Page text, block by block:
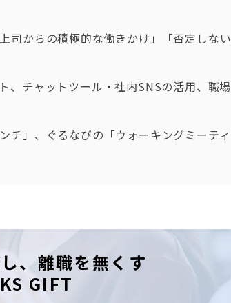
司からの積極的な働きかけ」「否定しない
、チャットツール・社内SNSの活用、職場
チ」、ぐるなびの「ウォーキングミーティ
、離職を無くす
GIFT